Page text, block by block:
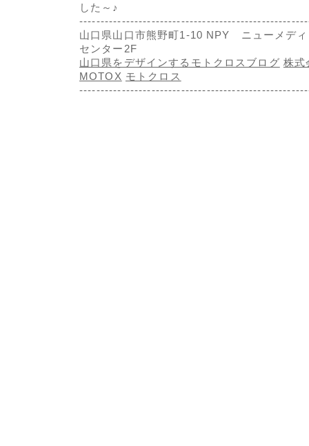
した～♪
山口県山口市熊野町1-10 NPY ニューメデ
センター2F
山口県をデザインするモトクロスブログ 株式
MOTOX モトクロス